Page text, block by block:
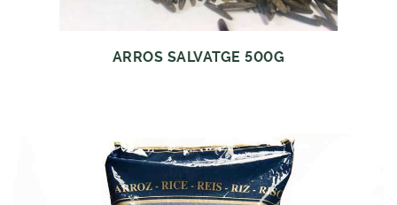
ARROS SALVATGE 500G